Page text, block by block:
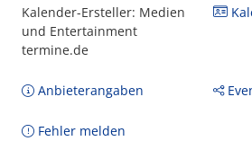
Kalender-Ersteller: Medien
und Entertainment
termine.de
Anbieterangaben
Fehler melden